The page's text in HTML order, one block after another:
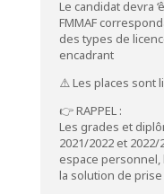
Le candidat devra
FMMAF
des types de
encadrant
⚠️ Les places sont
👉 RAPPEL :
Les grades et
2021/2022 et
espace
la solution de